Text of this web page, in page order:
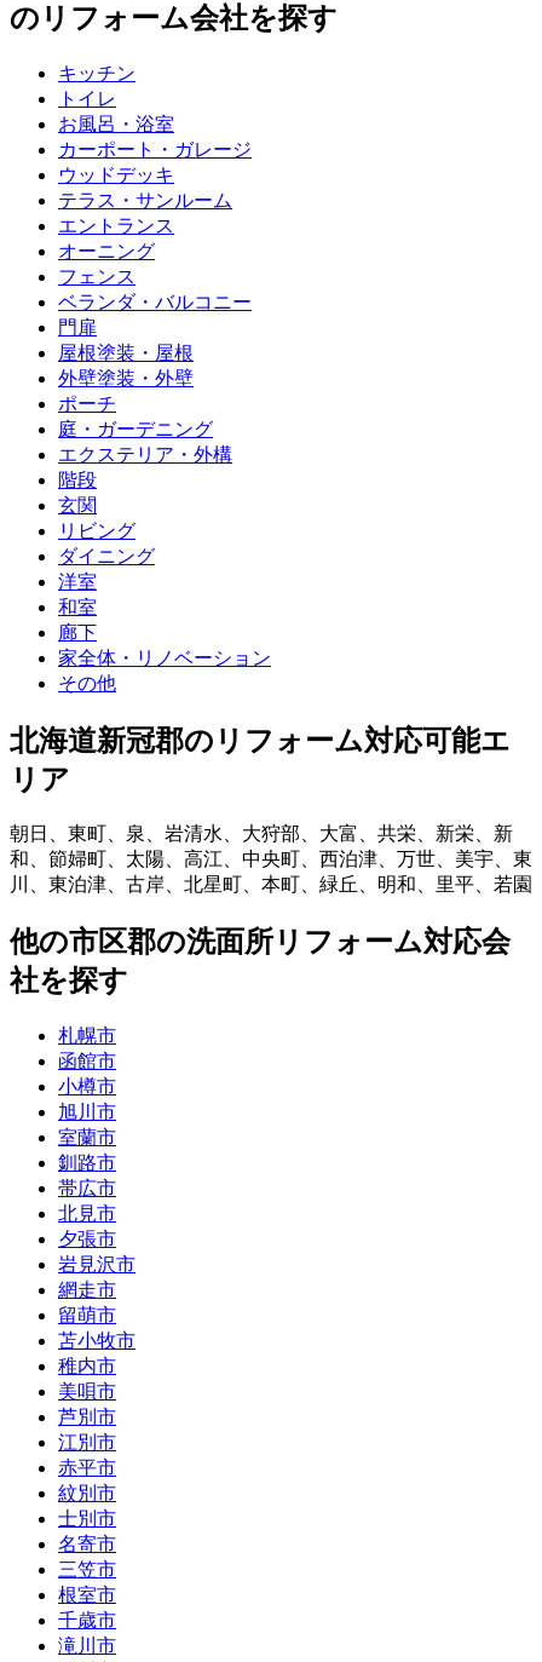
のリフォーム会社を探す
キッチン
トイレ
お風呂・浴室
カーポート・ガレージ
ウッドデッキ
テラス・サンルーム
エントランス
オーニング
フェンス
ベランダ・バルコニー
門扉
屋根塗装・屋根
外壁塗装・外壁
ポーチ
庭・ガーデニング
エクステリア・外構
階段
玄関
リビング
ダイニング
洋室
和室
廊下
家全体・リノベーション
その他
北海道新冠郡のリフォーム対応可能エ
リア
朝日 、 東町、 泉、 岩清水、 大狩部、 大富 、 共栄、 新栄、 新
和、 節婦町、 太陽、 高江、 中央町、 西泊津、 万世、 美宇、 東
川 、 東泊津、 古岸、 北星町、 本町、 緑丘 、 明和、 里平、 若園
他の市区郡の洗面所リフォーム対応会
社を探す
札幌市
函館市
小樽市
旭川市
室蘭市
釧路市
帯広市
北見市
夕張市
岩見沢市
網走市
留萌市
苫小牧市
稚内市
美唄市
芦別市
江別市
赤平市
紋別市
士別市
名寄市
三笠市
根室市
千歳市
滝川市